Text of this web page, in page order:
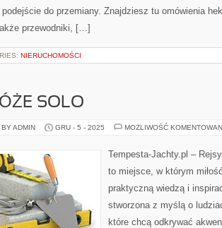
podejście do przemiany. Znajdziesz tu omówienia
przewodniki, […]
NIERUCHOMOŚCI
SOLO
ADMIN GRU - 5 - 2025 MOŻLIWOŚĆ
Tempesta-Jachty.pl –
to miejsce, w którym
praktyczną wiedzą i
stworzona z myślą o
które chcą odkrywać